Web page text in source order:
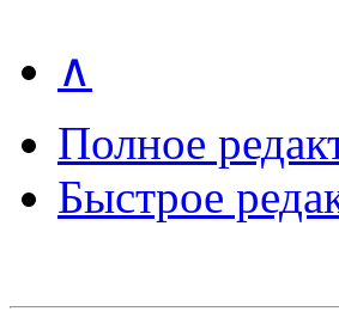
∧
Полное
Быстрое